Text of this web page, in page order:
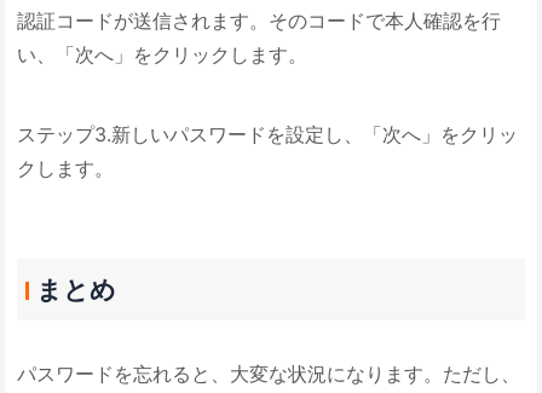
認証コードが送信されます。そのコードで本人確認を行
い、「次へ」をクリックします。
ステップ3.新しいパスワードを設定し、「次へ」をクリッ
クします。
まとめ
パスワードを忘れると、大変な状況になります。ただし、